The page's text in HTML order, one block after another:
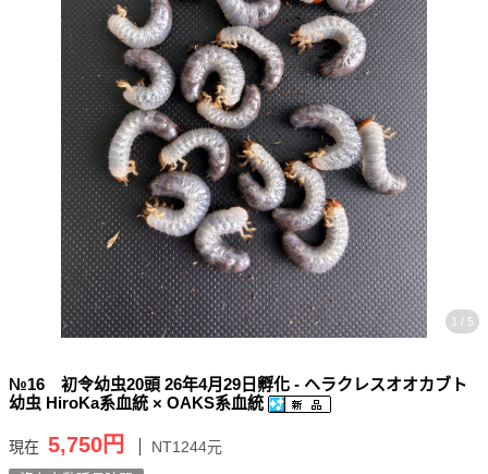
1 / 5
№16 初令幼虫20頭 26年4月29日孵化 - ヘラクレスオオカブト
幼虫 HiroKa系血統 × OAKS系血統
現在 5,750円 NT1244元